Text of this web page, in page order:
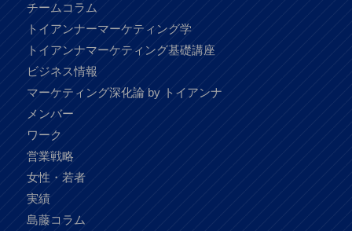
チームコラム
トイアンナーマーケティング学
トイアンナマーケティング基礎講座
ビジネス情報
マーケティング深化論 by トイアンナ
メンバー
ワーク
営業戦略
女性・若者
実績
島藤コラム